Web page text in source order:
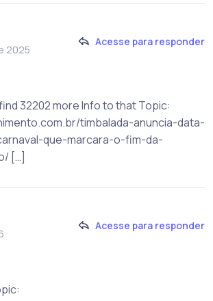
2025
Acesse para responder
32202 more Info to that Topic:
timbalada-anuncia-data-
que-marcara-o-fim-da-
[…]
Acesse para responder